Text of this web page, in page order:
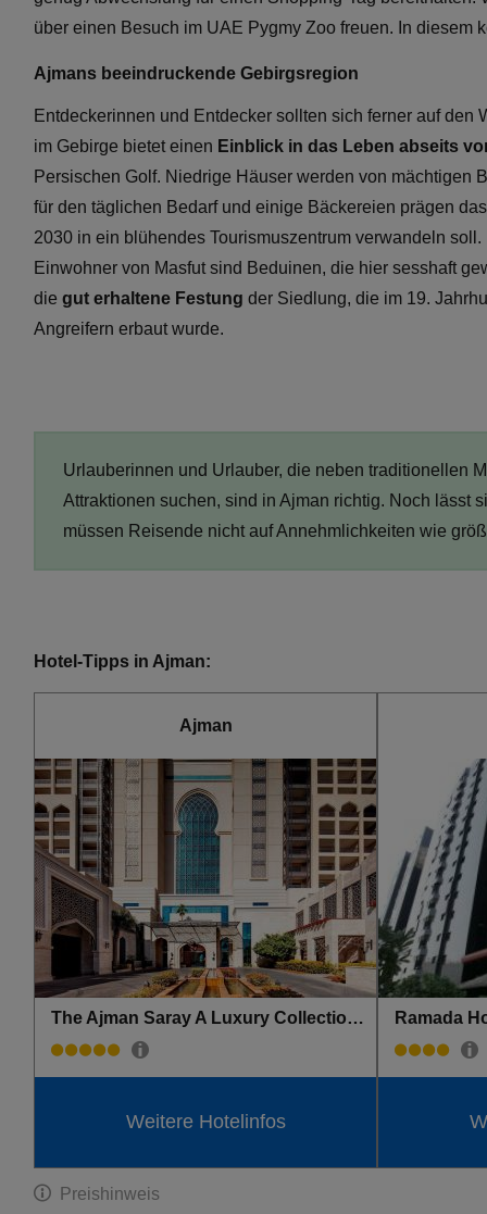
über einen Besuch im UAE Pygmy Zoo freuen. In diesem
Ajmans beeindruckende Gebirgsregion
Entdeckerinnen und Entdecker sollten sich ferner auf den
im Gebirge bietet einen Einblick in das Leben abseits
Persischen Golf. Niedrige Häuser werden von mächtigen
für den täglichen Bedarf und einige Bäckereien prägen
2030 in ein blühendes Tourismuszentrum verwandeln
Einwohner von Masfut sind Beduinen, die hier sesshaft
die gut erhaltene Festung der Siedlung, die im 19.
Angreifern erbaut wurde.
Urlauberinnen und Urlauber, die neben traditionellen
Attraktionen suchen, sind in Ajman richtig. Noch lässt
müssen Reisende nicht auf Annehmlichkeiten wie
Hotel-Tipps in Ajman:
Ajman
The Ajman Saray A Luxury Collection Resort
Weitere Hotelinfos
Preishinweis